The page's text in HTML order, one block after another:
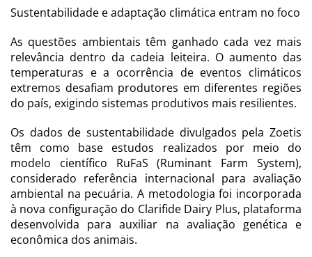
Sustentabilidade e adaptação climática entram no foco
As questões ambientais têm ganhado cada vez mais
relevância dentro da cadeia leiteira. O aumento das
temperaturas e a ocorrência de eventos climáticos
extremos desafiam produtores em diferentes regiões
do país, exigindo sistemas produtivos mais resilientes.
Os dados de sustentabilidade divulgados pela Zoetis
têm como base estudos realizados por meio do
modelo científico RuFaS (Ruminant Farm System),
considerado referência internacional para avaliação
ambiental na pecuária. A metodologia foi incorporada
à nova configuração do Clarifide Dairy Plus, plataforma
desenvolvida para auxiliar na avaliação genética e
econômica dos animais.